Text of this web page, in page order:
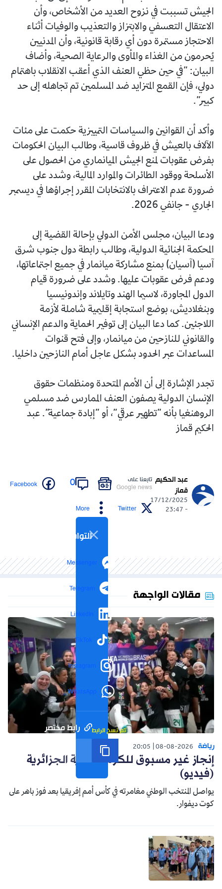
الجيش تسببت في نزوح العديد من الأشخاص، وأن
الاعتقال التعسفي والابتزاز والتعذيب والوفيات أثناء
الاحتجاز مستمرة دون أي رقابة قانونية، وأن المدنيين
يُحرمون من الغذاء والمأوى والرعاية الصحية، وأضاف
البيان: ”في حين حظي العنف الذي أعقب الانقلاب باهتمام
دولي، فإن القمع المتزايد ضد المسلمين تم تجاهله إلى حد
كبير”.
وأكد أن القوانين والسياسات التمييزية حكمت على مئات
الآلاف بالعيش في ظروف قاسية، وطالب البيان الحكومات
بفرض عقوبات لمنع الجيش الميانماري من الحصول على
الأسلحة ووقود الطائرات والموارد المالية، وشدد على
ضرورة عدم الاعتراف بالانتخابات المقرر إجراؤها في ديسمبر
الجاري - جانفي 2026.
ودعا البيان، مجلس الأمن الدولي بإحالة القضية إلى
المحكمة الجنائية الدولية، وطالب رابطة دول جنوب شرق
آسيا (آسيان) بمنع مشاركة ميانمار في جميع اجتماعاتها،
ودعم فرض عقوبات عليها. وشدد على ضرورة قيام
الدول المجاورة، لاسيما الهند وتايلاند وإندونيسيا
وبنغلاديش، بوضع استجابة إقليمية شاملة لأزمة
اللاجئين. كما دعا البيان إلى توفير الحماية والدعم الإنساني
والقانوني للنازحين من ميانمار، وإلى فتح قنوات
المساعدات عبر الحدود بشكل عاجل أمام النازحين داخليا.
تجدر الإشارة إلى أن الأمم المتحدة ومنظمات حقوق
الإنسان الدولية يصفون العنف الممارس ضد مسلمي
الروهنغيا بأنه ”تطهير عرقي”، أو ”إبادة جماعية”. عبد
الحكيم قماز
عبد الحكيم
قماز
17/12/2025
- 23:47
تابعنا على
Google news
0
Facebook
Twitter
More
التواصل الاجتماعي
Messenger
Telegram
LinkedIn
TikTok
Instagram
WhatsApp
رابط مختصر تم نسخ الرابط
مقالات الواجهة
رياضة 08-08-2026
20:05
إنجاز غير مسبوق للكرة النسوية الجزائرية
(فيديو)
يواصل المنتخب الوطني مغامرته في كأس أمم إفريقيا بعد فوز باهر على
كوت ديفوار.